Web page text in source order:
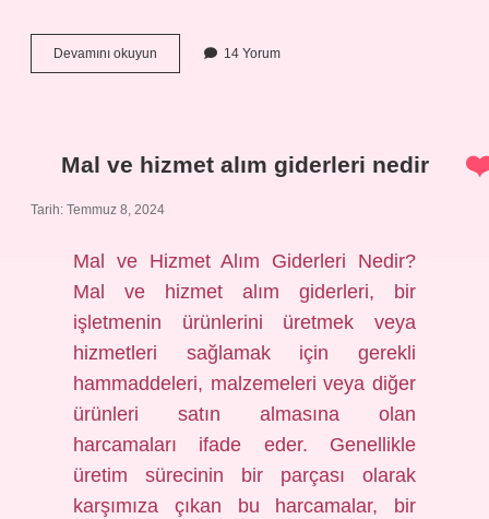
Devamını okuyun Cihanşümul
ne
14 Yorum
Mal ve hizmet alım giderleri nedir
Tarih: Temmuz 8, 2024
Mal ve Hizmet Alım Giderleri Nedir?
Mal ve hizmet alım giderleri, bir
işletmenin ürünlerini üretmek veya
hizmetleri sağlamak için gerekli
hammaddeleri, malzemeleri veya diğer
ürünleri satın almasına olan
harcamaları ifade eder. Genellikle
üretim sürecinin bir parçası olarak
karşımıza çıkan bu harcamalar, bir